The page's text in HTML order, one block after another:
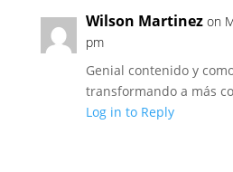
Wilson Martinez on
pm
Genial contenido y
transformando a más
Log in to Reply